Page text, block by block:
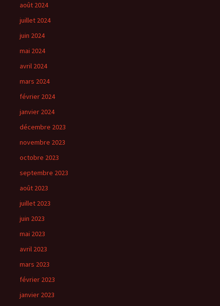
août 2024
juillet 2024
juin 2024
mai 2024
avril 2024
mars 2024
février 2024
janvier 2024
décembre 2023
novembre 2023
octobre 2023
septembre 2023
août 2023
juillet 2023
juin 2023
mai 2023
avril 2023
mars 2023
février 2023
janvier 2023